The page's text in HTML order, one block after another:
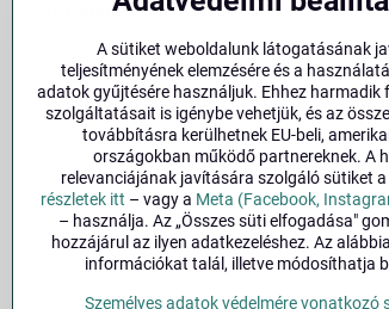
Nyitvatartás:
Hétfő–Péntek: 09:00–15:00
Szombat: 09:00–11:00
Vasárnap: Zárva
Bolt megtekintése a térképen(Google Maps
A sütiket weboldalunk látogatásának
teljesítményének elemzésére és a
adatok gyűjtésére használjuk. Ehhez harmadik
szolgáltatásait is igénybe vehetjük, és az
továbbításra kerülhetnek EU-beli,
országokban működő partnereknek. A
relevanciájának javítására szolgáló sütiket a
részletek itt – vagy a Meta (Facebook,
– használja. Az „Összes süti elfogadása"
hozzájárul az ilyen adatkezeléshez. Az
információkat talál, illetve módosíthatja
Személyes adatok védelmére vonatkozó